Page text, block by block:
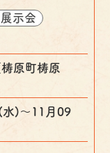
展示会
原町梼原
)〜11月09